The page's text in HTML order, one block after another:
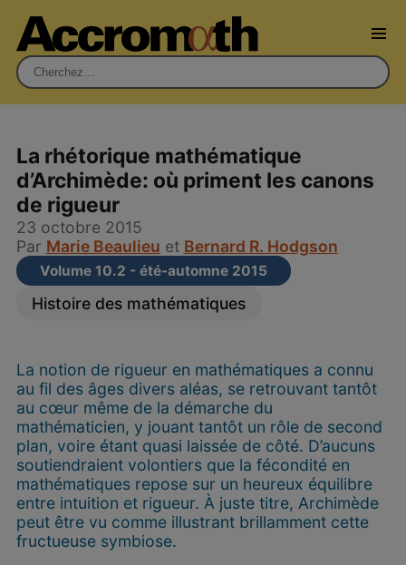
Rechercher :
La rhétorique mathématique
d’Archimède: où priment les canons
de rigueur
23 octobre 2015
Par Marie Beaulieu et Bernard R. Hodgson
Volume 10.2 - été-automne 2015
Histoire des mathématiques
La notion de rigueur en mathématiques a connu
au fil des âges divers aléas, se retrouvant tantôt
au cœur même de la démarche du
mathématicien, y jouant tantôt un rôle de second
plan, voire étant quasi laissée de côté. D’aucuns
soutiendraient volontiers que la fécondité en
mathématiques repose sur un heureux équilibre
entre intuition et rigueur. À juste titre, Archimède
peut être vu comme illustrant brillamment cette
fructueuse symbiose.